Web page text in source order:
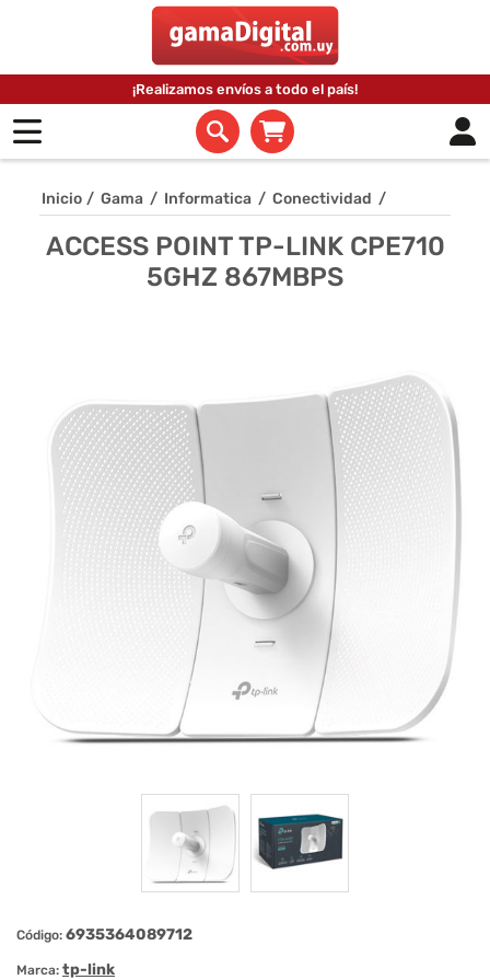
¡Realizamos envíos a todo el país!
Inicio / Gama / Informatica / Conectividad /
ACCESS POINT TP-LINK CPE710
5GHZ 867MBPS
Código: 6935364089712
Marca: tp-link